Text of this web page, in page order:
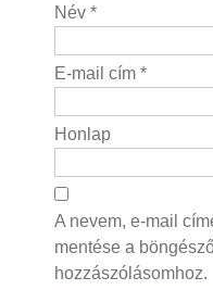
Név *
E-mail cím *
Honlap
A nevem, e-mail
mentése a
hozzászólásomhoz.